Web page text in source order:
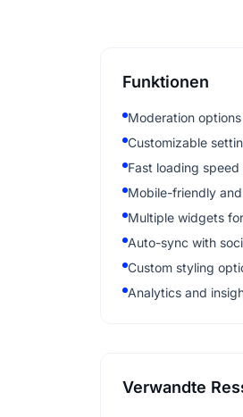
Funktionen
Moderation options
Customizable
Fast loading speed
Mobile-friendly
Multiple widgets
Auto-sync with
Custom styling
Analytics and
Verwandte